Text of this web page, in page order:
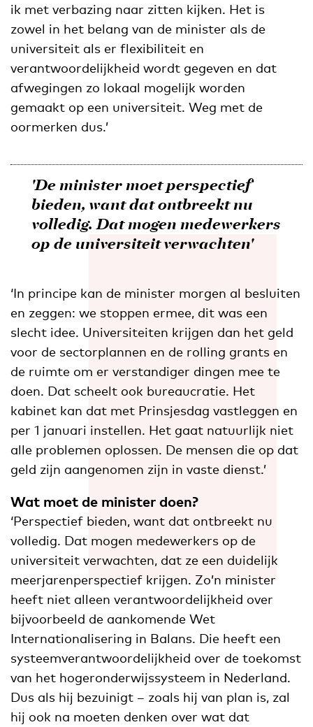
ik met verbazing naar zitten kijken. Het is
zowel in het belang van de minister als de
universiteit als er flexibiliteit en
verantwoordelijkheid wordt gegeven en dat
afwegingen zo lokaal mogelijk worden
gemaakt op een universiteit. Weg met de
oormerken dus.’
'De minister moet perspectief
bieden, want dat ontbreekt nu
volledig. Dat mogen medewerkers
op de universiteit verwachten'
‘In principe kan de minister morgen al besluiten
en zeggen: we stoppen ermee, dit was een
slecht idee. Universiteiten krijgen dan het geld
voor de sectorplannen en de rolling grants en
de ruimte om er verstandiger dingen mee te
doen. Dat scheelt ook bureaucratie. Het
kabinet kan dat met Prinsjesdag vastleggen en
per 1 januari instellen. Het gaat natuurlijk niet
alle problemen oplossen. De mensen die op dat
geld zijn aangenomen zijn in vaste dienst.’
Wat moet de minister doen?
‘Perspectief bieden, want dat ontbreekt nu
volledig. Dat mogen medewerkers op de
universiteit verwachten, dat ze een duidelijk
meerjarenperspectief krijgen. Zo’n minister
heeft niet alleen verantwoordelijkheid over
bijvoorbeeld de aankomende Wet
Internationalisering in Balans. Die heeft een
systeemverantwoordelijkheid over de toekomst
van het hogeronderwijssysteem in Nederland.
Dus als hij bezuinigt – zoals hij van plan is, zal
hij ook na moeten denken over wat dat